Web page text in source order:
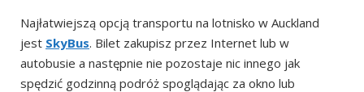
Najłatwiejszą opcją transportu na lotnisko w Auckland
jest SkyBus. Bilet zakupisz przez Internet lub w
autobusie a następnie nie pozostaje nic innego jak
spędzić godzinną podróż spoglądając za okno lub